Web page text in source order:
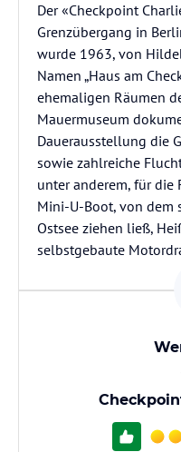
Der «Checkpoint
Grenzübergang in
wurde 1963, von
Namen „Haus am
ehemaligen Räumen
Mauermuseum
Dauerausstellung die
sowie zahlreiche
unter anderem, für die
Mini-U-Boot, von dem
Ostsee ziehen ließ,
selbstgebaute